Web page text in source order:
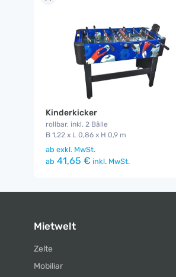
Kinderkicker
rollbar, inkl. 2 Bälle
B 1,22 x L 0,86 x H 0,9 m
ab exkl. MwSt.
ab 41,65 € inkl. MwSt.
Mietwelt
Zelte
Mobiliar